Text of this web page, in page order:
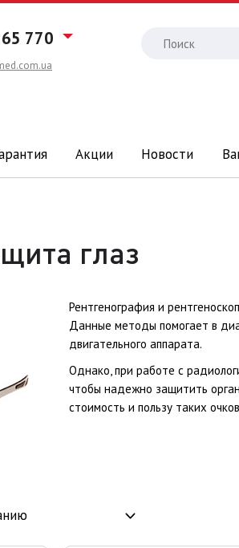
770
Акции Новости
глаз
Рентгенография и
Данные методы помогает в
двигательного аппарата.
Однако, при работе с
чтобы надежно защитить
стоимость и пользу таких